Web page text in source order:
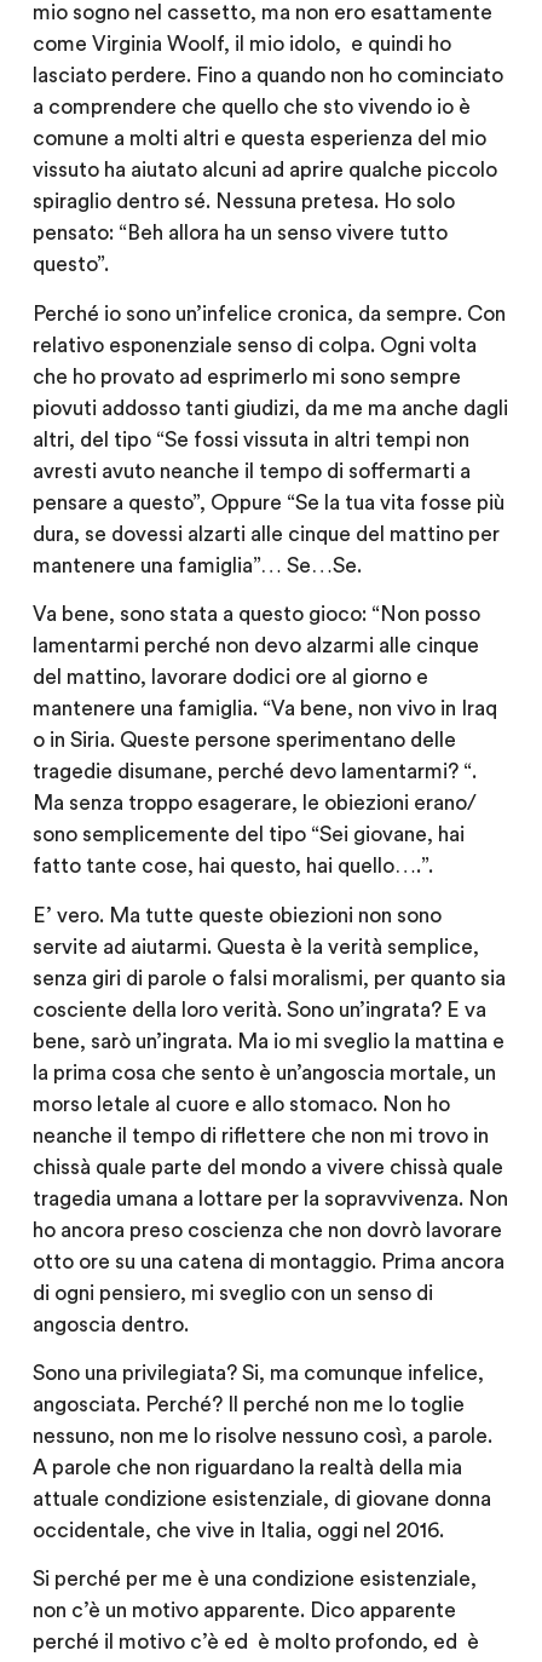
mio sogno nel cassetto, ma non ero esattamente
come Virginia Woolf, il mio idolo, e quindi ho
lasciato perdere. Fino a quando non ho cominciato
a comprendere che quello che sto vivendo io è
comune a molti altri e questa esperienza del mio
vissuto ha aiutato alcuni ad aprire qualche piccolo
spiraglio dentro sé. Nessuna pretesa. Ho solo
pensato: “Beh allora ha un senso vivere tutto
questo”.
Perché io sono un’infelice cronica, da sempre. Con
relativo esponenziale senso di colpa. Ogni volta
che ho provato ad esprimerlo mi sono sempre
piovuti addosso tanti giudizi, da me ma anche dagli
altri, del tipo “Se fossi vissuta in altri tempi non
avresti avuto neanche il tempo di soffermarti a
pensare a questo”, Oppure “Se la tua vita fosse più
dura, se dovessi alzarti alle cinque del mattino per
mantenere una famiglia”… Se…Se.
Va bene, sono stata a questo gioco: “Non posso
lamentarmi perché non devo alzarmi alle cinque
del mattino, lavorare dodici ore al giorno e
mantenere una famiglia. “Va bene, non vivo in Iraq
o in Siria. Queste persone sperimentano delle
tragedie disumane, perché devo lamentarmi? “.
Ma senza troppo esagerare, le obiezioni erano/
sono semplicemente del tipo “Sei giovane, hai
fatto tante cose, hai questo, hai quello….”.
E’ vero. Ma tutte queste obiezioni non sono
servite ad aiutarmi. Questa è la verità semplice,
senza giri di parole o falsi moralismi, per quanto sia
cosciente della loro verità. Sono un’ingrata? E va
bene, sarò un’ingrata. Ma io mi sveglio la mattina e
la prima cosa che sento è un’angoscia mortale, un
morso letale al cuore e allo stomaco. Non ho
neanche il tempo di riflettere che non mi trovo in
chissà quale parte del mondo a vivere chissà quale
tragedia umana a lottare per la sopravvivenza. Non
ho ancora preso coscienza che non dovrò lavorare
otto ore su una catena di montaggio. Prima ancora
di ogni pensiero, mi sveglio con un senso di
angoscia dentro.
Sono una privilegiata? Si, ma comunque infelice,
angosciata. Perché? Il perché non me lo toglie
nessuno, non me lo risolve nessuno così, a parole.
A parole che non riguardano la realtà della mia
attuale condizione esistenziale, di giovane donna
occidentale, che vive in Italia, oggi nel 2016.
Si perché per me è una condizione esistenziale,
non c’è un motivo apparente. Dico apparente
perché il motivo c’è ed è molto profondo, ed è